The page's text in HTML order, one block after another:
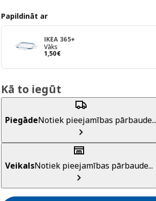
Papildināt ar
IKEA 365+
Vāks
1,50€
Cena 1,50€
Kā to iegūt
PiegādeNotiek pieejamības pārbaude...
VeikalsNotiek pieejamības pārbaude...